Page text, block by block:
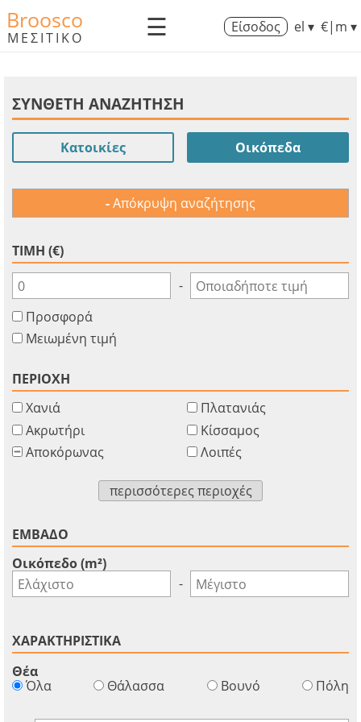
Broosco
ΜΕΣΙΤΙΚΟ ☰ Είσοδος el ▾ €|m ▾
ΣΥΝΘΕΤΗ ΑΝΑΖΗΤΗΣΗ
Κατοικίες Οικόπεδα
Απόκρυψη αναζήτησης
ΤΙΜΗ (€)
-
Προσφορά
Μειωμένη τιμή
ΠΕΡΙΟΧΗ
Χανιά
Ακρωτήρι
Αποκόρωνας
Πλατανιάς
Κίσσαμος
Λοιπές
περισσότερες περιοχές
ΕΜΒΑΔΟ
Οικόπεδο (m²)
-
ΧΑΡΑΚΤΗΡΙΣΤΙΚΑ
Θέα
Όλα
Θάλασσα Βουνό Πόλη